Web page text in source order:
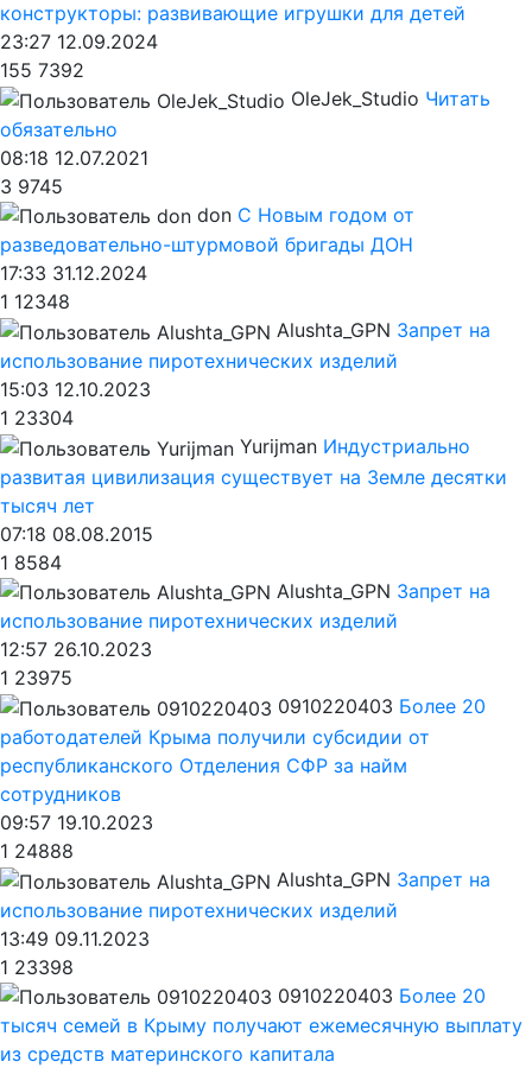
конструкторы: развивающие игрушки для детей
23:27 12.09.2024
155 7392
OleJek_Studio Читать
обязательно
08:18 12.07.2021
3 9745
don С Новым годом от
разведовательно-штурмовой бригады ДОН
17:33 31.12.2024
1 12348
Alushta_GPN Запрет на
использование пиротехнических изделий
15:03 12.10.2023
1 23304
Yurijman Индустриально
развитая цивилизация существует на Земле десятки
тысяч лет
07:18 08.08.2015
1 8584
Alushta_GPN Запрет на
использование пиротехнических изделий
12:57 26.10.2023
1 23975
0910220403 Более 20
работодателей Крыма получили субсидии от
республиканского Отделения СФР за найм
сотрудников
09:57 19.10.2023
1 24888
Alushta_GPN Запрет на
использование пиротехнических изделий
13:49 09.11.2023
1 23398
0910220403 Более 20
тысяч семей в Крыму получают ежемесячную выплату
из средств материнского капитала